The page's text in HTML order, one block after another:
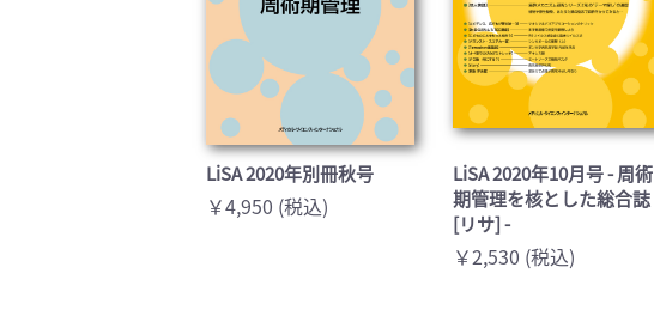
LiSA 2020年別冊秋号
￥4,950 (税込)
LiSA 2020年10月号 - 周術
期管理を核とした総合誌
[リサ] -
￥2,530 (税込)